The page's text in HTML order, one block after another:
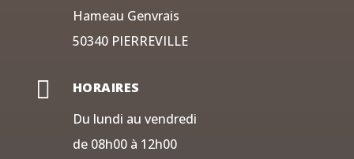
Hameau Genvrais
50340 PIERREVILLE

HORAIRES
Du lundi au vendredi
de 08h00 à 12h00